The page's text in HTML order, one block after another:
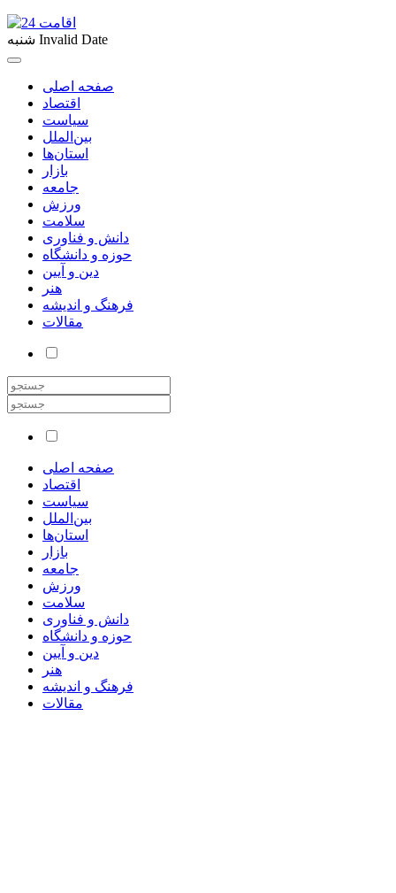
شنبه Invalid Date
صفحه اصلی
اقتصاد
سیاست
بین‌الملل
استان‌ها
بازار
جامعه
ورزش
سلامت
دانش و فناوری
حوزه و دانشگاه
دین و آیین
هنر
فرهنگ و اندیشه
مقالات
صفحه اصلی
اقتصاد
سیاست
بین‌الملل
استان‌ها
بازار
جامعه
ورزش
سلامت
دانش و فناوری
حوزه و دانشگاه
دین و آیین
هنر
فرهنگ و اندیشه
مقالات